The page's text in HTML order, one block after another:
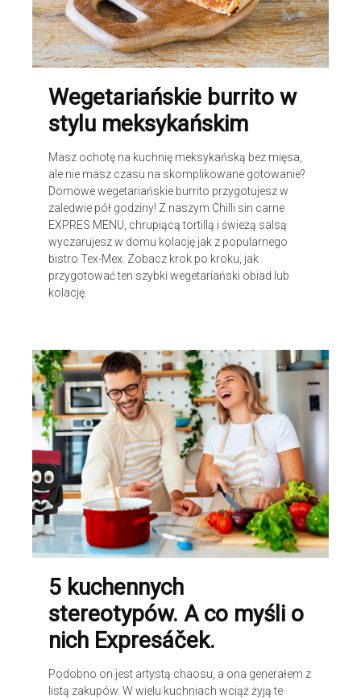
Wegetariańskie burrito w
stylu meksykańskim
Masz ochotę na kuchnię meksykańską bez mięsa,
ale nie masz czasu na skomplikowane gotowanie?
Domowe wegetariańskie burrito przygotujesz w
zaledwie pół godziny! Z naszym Chilli sin carne
EXPRES MENU, chrupiącą tortillą i świeżą salsą
wyczarujesz w domu kolację jak z popularnego
bistro Tex-Mex. Zobacz krok po kroku, jak
przygotować ten szybki wegetariański obiad lub
kolację.
5 kuchennych
stereotypów. A co myśli o
nich Expresáček.
Podobno on jest artystą chaosu, a ona generałem z
listą zakupów. W wielu kuchniach wciąż żyją te